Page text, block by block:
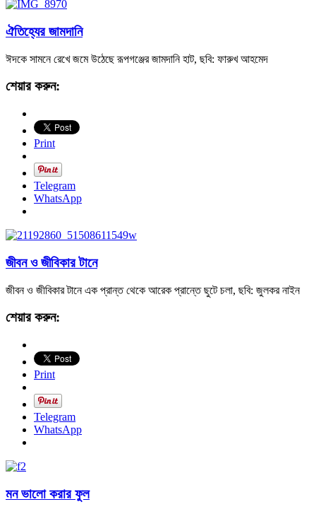
ঐতিহ্যের জামদানি
ঈদকে সামনে রেখে জমে উঠেছে রূপগঞ্জের জামদানি হাট, ছবি: ফারুখ আহমেদ
শেয়ার করুন:
Print
Telegram
WhatsApp
জীবন ও জীবিকার টানে
জীবন ও জীবিকার টানে এক প্রান্ত থেকে আরেক প্রান্তে ছুটে চলা, ছবি: জুলকর নাইন
শেয়ার করুন:
Print
Telegram
WhatsApp
মন ভালো করার ফুল